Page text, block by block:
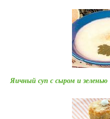
Яичный суп с сыром и зеленью